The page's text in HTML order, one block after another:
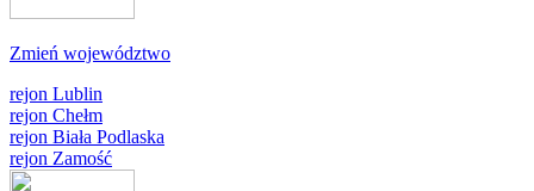
Zmień województwo
rejon Lublin
rejon Chełm
rejon Biała Podlaska
rejon Zamość